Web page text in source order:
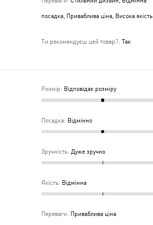
посадка, Приваблива ціна, Висока якість
Ти рекомендуєш цей товар?: Так
Розмір: Відповідає розміру
Посадка: Відмінно
Зручність: Дуже зручно
Якість: Відмінна
Переваги: Приваблива ціна